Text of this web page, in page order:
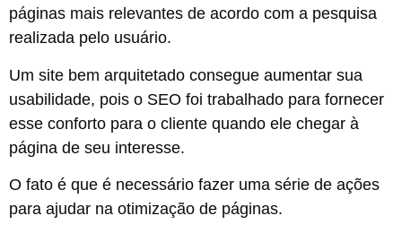
páginas mais relevantes de acordo com a pesquisa
realizada pelo usuário.
Um site bem arquitetado consegue aumentar sua
usabilidade, pois o SEO foi trabalhado para fornecer
esse conforto para o cliente quando ele chegar à
página de seu interesse.
O fato é que é necessário fazer uma série de ações
para ajudar na otimização de páginas.